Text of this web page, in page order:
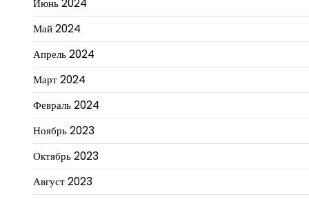
Июнь 2024
Май 2024
Апрель 2024
Март 2024
Февраль 2024
Ноябрь 2023
Октябрь 2023
Август 2023